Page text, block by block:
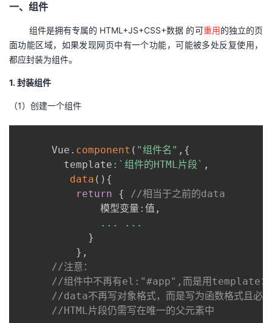
坛
圈
子
的
直
播
我
的
活
动
我
的
关
我
我
一、组件
组件是拥有专属的 HTML+JS+CSS+数据 的可重用的独立的页
面功能区域，如果发现网页中有一个功能，可能被多处反复使用，
都应封装为组件。
1. 封装组件
（1）创建一个组件
      Vue
. component ( "组件名" , {
     	template
: ` 组件的HTML片段` ,
data ( ) {
return
{
//相当于之前的data
              模型变量
: 值 ,
...
...
}
} ,
//注意：
//组件中不再有el:"#app",而是用template
//data不再写对象格式，而是写为函数格式且
//HTML片段仍需写在唯一的父元素中